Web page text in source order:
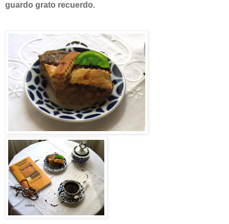
guardo grato recuerdo.